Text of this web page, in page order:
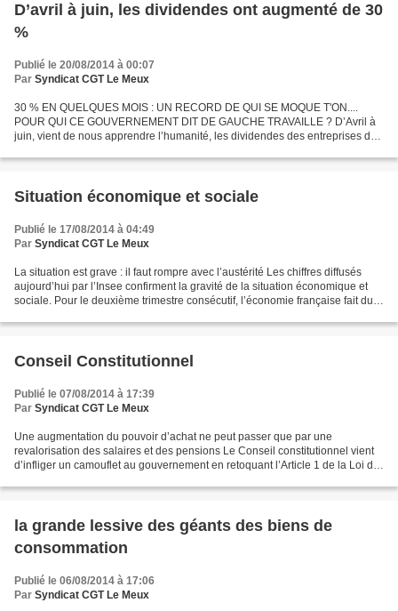
D’avril à juin, les dividendes ont augmenté de 30
%
Publié le 20/08/2014 à 00:07
Par Syndicat CGT Le Meux
30 % EN QUELQUES MOIS : UN RECORD DE QUI SE MOQUE T'ON....
POUR QUI CE GOUVERNEMENT DIT DE GAUCHE TRAVAILLE ? D’Avril à
juin, vient de nous apprendre l’humanité, les dividendes des entreprises du
Situation économique et sociale
Publié le 17/08/2014 à 04:49
Par Syndicat CGT Le Meux
La situation est grave : il faut rompre avec l’austérité Les chiffres diffusés
aujourd’hui par l’Insee confirment la gravité de la situation économique et
sociale. Pour le deuxième trimestre consécutif, l’économie française fait du
Conseil Constitutionnel
Publié le 07/08/2014 à 17:39
Par Syndicat CGT Le Meux
Une augmentation du pouvoir d’achat ne peut passer que par une
revalorisation des salaires et des pensions Le Conseil constitutionnel vient
d’infliger un camouflet au gouvernement en retoquant l’Article 1 de la Loi de
la grande lessive des géants des biens de
consommation
Publié le 06/08/2014 à 17:06
Par Syndicat CGT Le Meux